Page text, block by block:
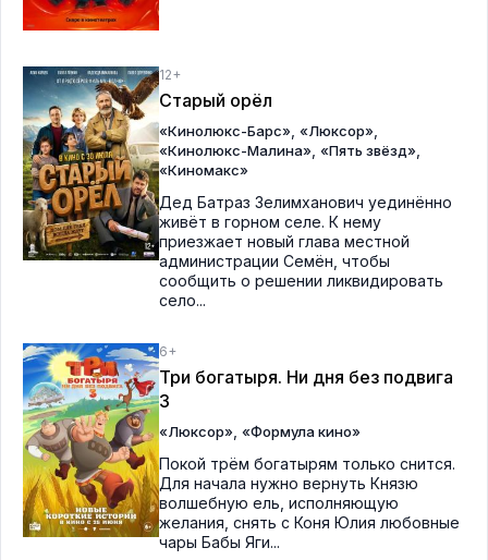
12+
Старый орёл
«Кинолюкс-Барс» «Люксор»
«Кинолюкс-Малина» «Пять звёзд»
«Киномакс»
Дед Батраз Зелимханович уединённо
живёт в горном селе. К нему
приезжает новый глава местной
администрации Семён, чтобы
сообщить о решении ликвидировать
село...
6+
Три богатыря. Ни дня без подвига
3
«Люксор» «Формула кино»
Покой трём богатырям только снится.
Для начала нужно вернуть Князю
волшебную ель, исполняющую
желания, снять с Коня Юлия любовные
чары Бабы Яги...